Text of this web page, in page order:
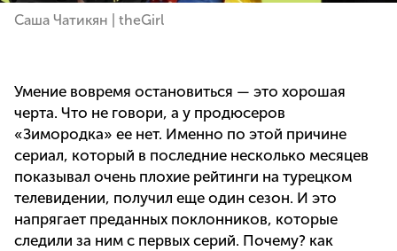
Саша Чатикян | theGirl
Умение вовремя остановиться — это хорошая
черта. Что не говори, а у продюсеров
«Зимородка» ее нет. Именно по этой причине
сериал, который в последние несколько месяцев
показывал очень плохие рейтинги на турецком
телевидении, получил еще один сезон. И это
напрягает преданных поклонников, которые
следили за ним с первых серий. Почему? как